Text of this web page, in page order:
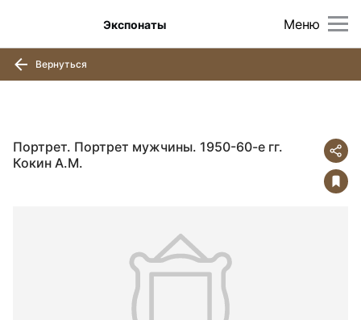
Меню
Экспонаты
Вернуться
Портрет. Портрет мужчины. 1950-60-е гг.
Кокин А.М.